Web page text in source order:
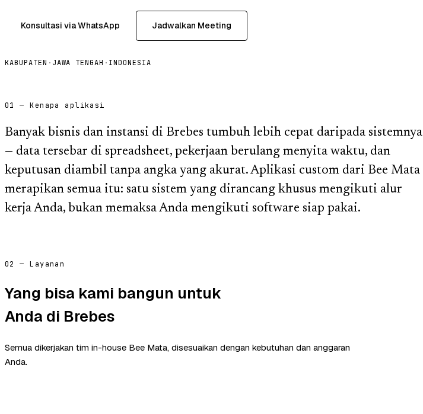
Konsultasi via WhatsApp Jadwalkan Meeting
KABUPATEN · JAWA TENGAH · INDONESIA
01 — Kenapa aplikasi
Banyak bisnis dan instansi di Brebes tumbuh lebih cepat daripada sistemnya
— data tersebar di spreadsheet, pekerjaan berulang menyita waktu, dan
keputusan diambil tanpa angka yang akurat. Aplikasi custom dari Bee Mata
merapikan semua itu: satu sistem yang dirancang khusus mengikuti alur
kerja Anda, bukan memaksa Anda mengikuti software siap pakai.
02 — Layanan
Yang bisa kami bangun untuk
Anda di Brebes
Semua dikerjakan tim in-house Bee Mata, disesuaikan dengan kebutuhan dan anggaran
Anda.